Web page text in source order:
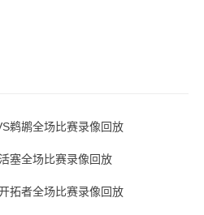
鹈鹕全场比赛录像回放
塞全场比赛录像回放
拓者全场比赛录像回放